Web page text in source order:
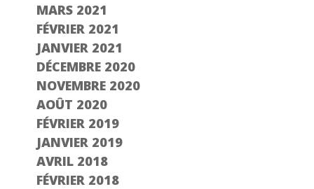
MARS 2021
FÉVRIER 2021
JANVIER 2021
DÉCEMBRE 2020
NOVEMBRE 2020
AOÛT 2020
FÉVRIER 2019
JANVIER 2019
AVRIL 2018
FÉVRIER 2018